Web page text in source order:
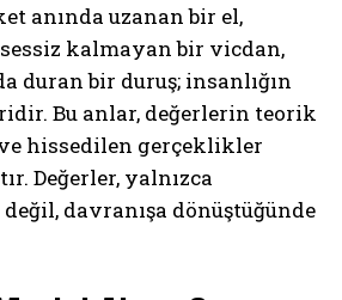
anında uzanan bir el,
sessiz kalmayan bir vicdan,
duran bir duruş; insanlığın
Bu anlar, değerlerin teorik
hissedilen gerçeklikler
Değerler, yalnızca
davranışa dönüştüğünde